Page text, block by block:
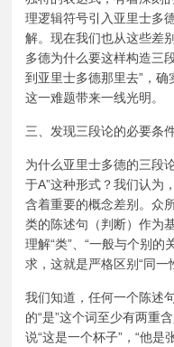
理逻辑符号引入亚里士多
解。现在我们也从这些差
多德为什么要这样构造三
到亚里士多德那里去”，
这一难题带来一线光明。
三、发现三段论的必要条
为什么亚里士多德的三段
于A”这种形式？我们认为
含着重要的概念差别。众
类的陈述句（判断）作为
理解“类”、“一般与个别的
求，这就是严格区别“同一
我们知道，任何一个陈述
的“是”这个词至少有两重
说“这是一个杯子”，“他是